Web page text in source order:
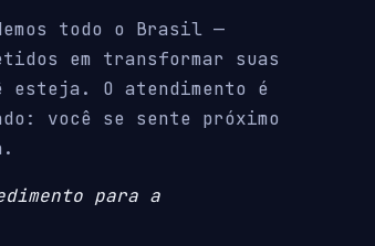
todo o Brasil —
em transformar suas
esteja. O atendimento é
você se sente próximo
para a